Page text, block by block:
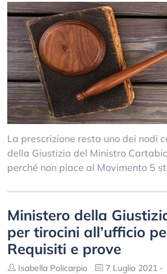
La prescrizione resta uno dei nodi
della Giustizia del Ministro
perché non piace al Movimento 5
Ministero della
per tirocini all’ufficio
Requisiti e prove
Isabella Policarpio 7 Luglio 2021 -